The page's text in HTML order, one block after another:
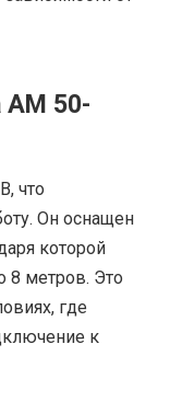
AM 50-
что
Он оснащен
которой
8 метров. Это
где
к